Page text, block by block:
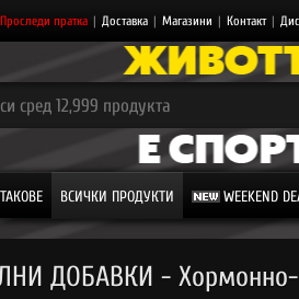
Проследи пратка | Доставка | Магазини | Контакт |
ВСИЧКИ ПРОДУКТИ WEEKEND
ДОБАВКИ - Хормонно-